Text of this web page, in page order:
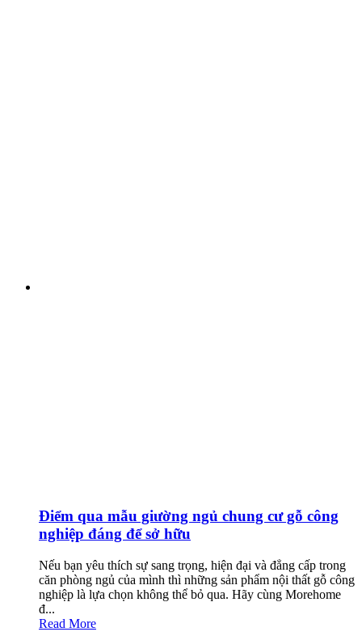
Điểm qua mẫu giường ngủ chung cư gỗ công
nghiệp đáng để sở hữu
Nếu bạn yêu thích sự sang trọng, hiện đại và đẳng cấp trong
căn phòng ngủ của mình thì những sản phẩm nội thất gỗ công
nghiệp là lựa chọn không thể bỏ qua. Hãy cùng Morehome
đ...
Read More